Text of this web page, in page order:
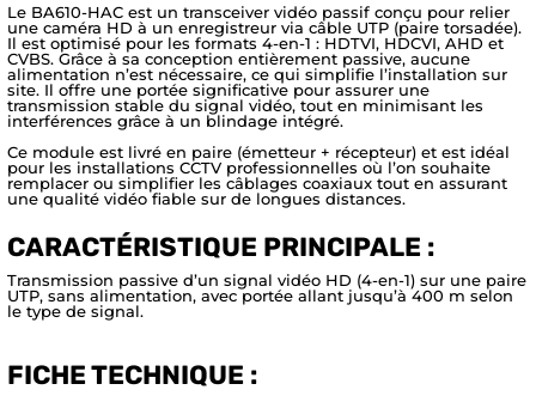
Le BA610-HAC est un transceiver vidéo passif conçu pour relier
une caméra HD à un enregistreur via câble UTP (paire torsadée).
Il est optimisé pour les formats 4-en-1 : HDTVI, HDCVI, AHD et
CVBS. Grâce à sa conception entièrement passive, aucune
alimentation n’est nécessaire, ce qui simplifie l’installation sur
site. Il offre une portée significative pour assurer une
transmission stable du signal vidéo, tout en minimisant les
interférences grâce à un blindage intégré.
Ce module est livré en paire (émetteur + récepteur) et est idéal
pour les installations CCTV professionnelles où l’on souhaite
remplacer ou simplifier les câblages coaxiaux tout en assurant
une qualité vidéo fiable sur de longues distances.
CARACTÉRISTIQUE PRINCIPALE :
Transmission passive d’un signal vidéo HD (4-en-1) sur une paire
UTP, sans alimentation, avec portée allant jusqu’à 400 m selon
le type de signal.
FICHE TECHNIQUE :